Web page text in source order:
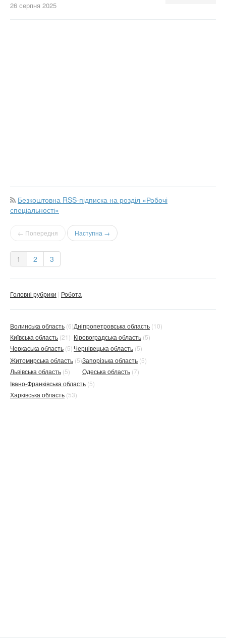
26 серпня 2025
Безкоштовна RSS-підписка на розділ «Робочі
спеціальності»
← Попередня Наступна →
1 2 3
Головні рубрики Робота
Волинська область (6)
Київська область (21)
Черкаська область (5)
Дніпропетровська область (10)
Кіровоградська область (5)
Чернівецька область (5)
Житомирська область (5)
Львівська область (5)
Запорізька область (5)
Одеська область (7)
Івано-Франківська область (5)
Харківська область (53)